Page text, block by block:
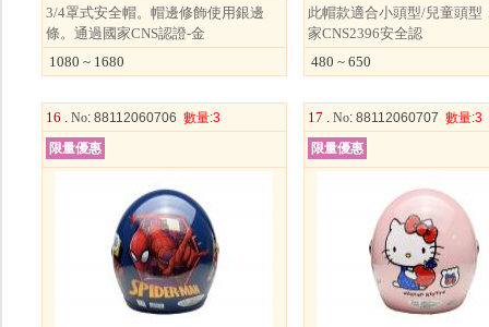
3/4罩式安全帽。帽邊修飾使用銀邊
條。通過國家CNS認證-金
1080 ~ 1680
此帽款適合小頭型/兒童頭型
家CNS2396安全認
480 ~ 650
16 . No: 88112060706 數量:3
限量優惠
17 . No: 88112060707 數量:3
限量優惠